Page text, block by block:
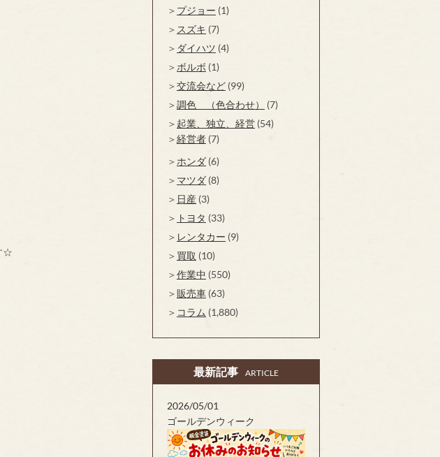
☆
プジョー (1)
スズキ (7)
ダイハツ (4)
ボルボ (1)
交流会など (99)
調色 （色合わせ）
(7)
起業、独立、経営 (54)
経営者 (7)
ホンダ (6)
マツダ (8)
日産 (3)
トヨタ (33)
レンタカー (9)
買取 (10)
作業中 (550)
販売車 (63)
コラム (1,880)
最新記事 ARTICLE
2026/05/01
ゴールデンウィーク